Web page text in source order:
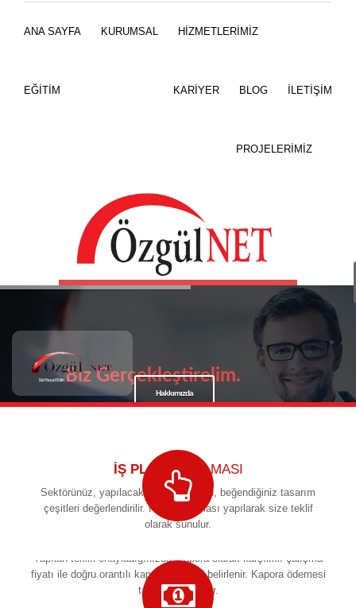
0532 614 31 32
ANA SAYFA KURUMSAL HİZMETLERİMİZ
EĞİTİM İLETİŞİM
BLOG
KARİYER
PROJELERİMİZ
Siz Hayal EdinBiz Gerçekleştirelim.
Hakkımızda
İŞ PLANIYAPILMASI
Sektörünüz, yapılacak web sitesi türü, beğendiğiniz tasarım
çeşitleri değerlendirilir. Fiyat çalışması yapılarak size teklif
olarak sunulur.
1
Yapılan teklifi onayladığınızda, kapora olarak karşılıklı çalışma
fiyatı ile doğru orantılı kapora yüzdesi belirlenir. Kapora ödemesi
tarafımıza ödenir.